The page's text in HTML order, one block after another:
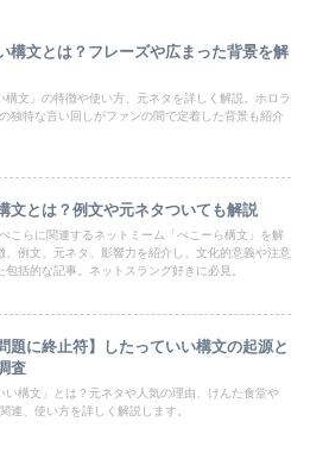
構文とは？フレーズや広まった背景を解
構文」の特徴や使い方、元ネタを詳しく解説。ホロラ
独特な言い回しがファンの間で定着した背景も紹介
文とは？例文や元ネタついても解説
こらに関連するネットミーム「ぺこーら構文」を解
、例文、元ネタ、影響力を紹介し、文化的意義や注意
包括的な記事。ネットスラング好きに必見。
題に終止符】したっていい構文の起源と
査
い構文」とは？元ネタや人気の理由、けんた食堂や
連、使い方を詳しく解説します。